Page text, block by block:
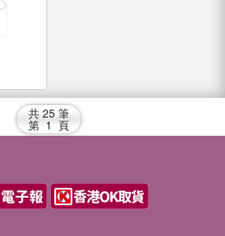
共 25 筆
第 1 頁